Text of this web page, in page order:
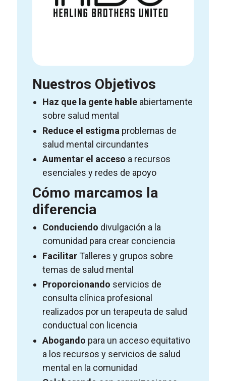
Nuestros Objetivos
Haz que la gente hable abiertamente
sobre salud mental
Reduce el estigma problemas de
salud mental circundantes
Aumentar el acceso a recursos
esenciales y redes de apoyo
Cómo marcamos la
diferencia
Conduciendo divulgación a la
comunidad para crear conciencia
FacilitarTalleres y grupos sobre
temas de salud mental
Proporcionando servicios de
consulta clínica profesional
realizados por un terapeuta de salud
conductual con licencia
Abogando para un acceso equitativo
a los recursos y servicios de salud
mental en la comunidad